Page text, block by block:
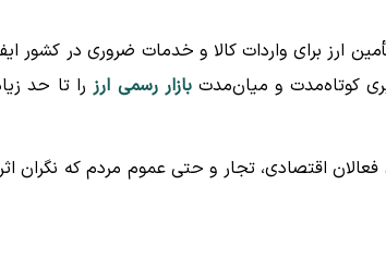
ارز برای واردات کالا و خدمات ضروری در کشور
کوتاه‌مدت و میان‌مدتبازار رسمی ارز را تا حد
فعالان اقتصادی، تجار و حتی عموم مردم که نگران